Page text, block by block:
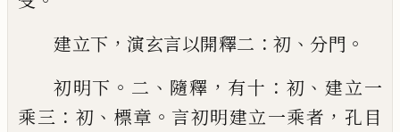
建立下 ， 演玄言以開釋二 ： 初 、 分門 。
初明下 。 二 、 隨釋 ， 有十 ： 初 、建立一
乘三 ： 初 、 標章 。 言初明建立一乘者 ， 孔目